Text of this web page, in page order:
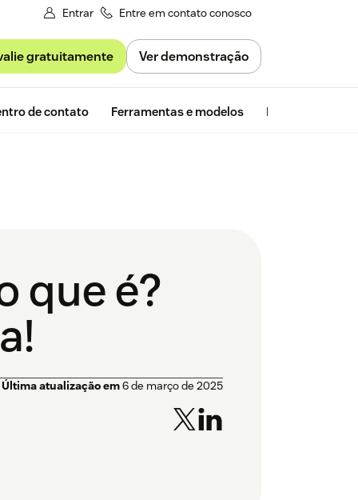
Entrar Entre em contato conosco
gratuitamente Ver demonstração
de contato Ferramentas e modelos Insights da
que é?
Última atualização em6 de março de 2025